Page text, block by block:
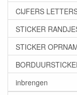
CIJFERS
STICKER
STICKER
inbrengen